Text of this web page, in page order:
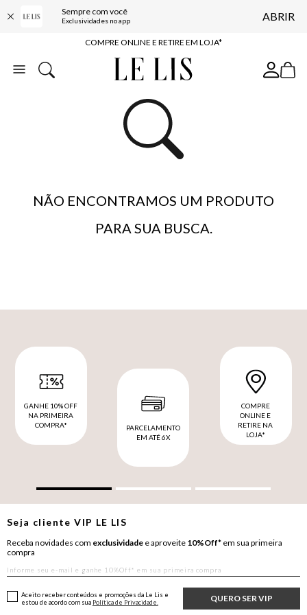
Sempre com você
Exclusividades no app ABRIR
COMPRE ONLINE E RETIRE EM LOJA*
ENTREGA EXPRESSA*
FRETE GRÁTIS*
10% OFF NA PRIMEIRA COMPRA*
NÃO ENCONTRAMOS UM PRODUTO
PARA SUA BUSCA.
GANHE 10% OFF
NA PRIMEIRA
COMPRA*
PARCELAMENTO
EM ATÉ 6X
COMPRE
ONLINE E
RETIRE NA
LOJA*
Seja clienteVIP LE LIS
Receba novidades com exclusividade e aproveite 10%Off* em sua primeira
compra
QUERO SER VIP
Aceito receber conteúdos e promoções da Le Lis e
estou de acordo com sua Política de Privacidade.